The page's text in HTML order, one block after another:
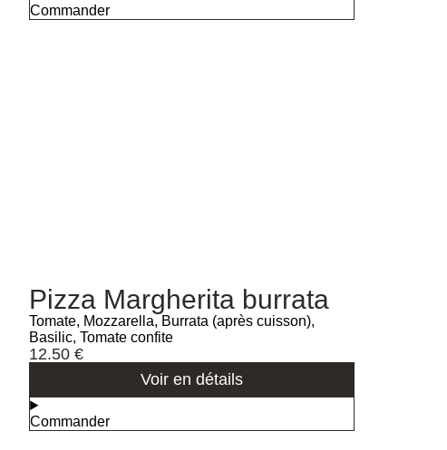
Commander
Pizza Margherita burrata
Tomate, Mozzarella, Burrata (après cuisson),
Basilic, Tomate confite
12.50€
Voir en détails
Commander